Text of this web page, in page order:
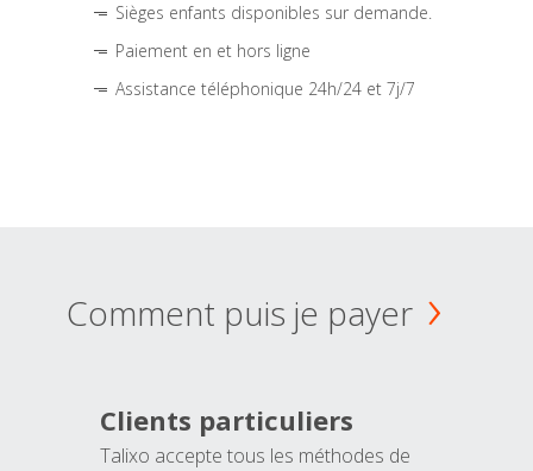
Sièges enfants disponibles sur demande.
Paiement en et hors ligne
Assistance téléphonique 24h/24 et 7j/7
Comment puis je payer
Clients particuliers
Talixo accepte tous les méthodes de